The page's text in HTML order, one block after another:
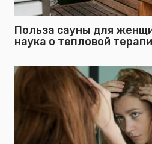
Польза сауны для
наука о тепловой